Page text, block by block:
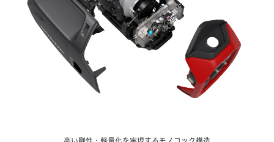
高い剛性・軽量化を実現するモノコック構造